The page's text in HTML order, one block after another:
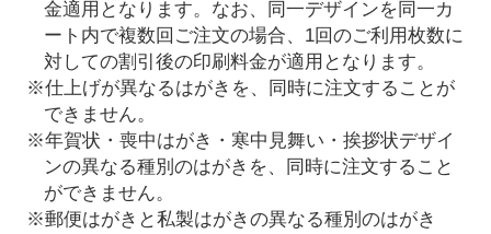
金適用となります。なお、同一デザインを同一カ
ート内で複数回ご注文の場合、1回のご利用枚数に
対しての割引後の印刷料金が適用となります。
※仕上げが異なるはがきを、同時に注文することが
できません。
※年賀状・喪中はがき・寒中見舞い・挨拶状デザイ
ンの異なる種別のはがきを、同時に注文すること
ができません。
※郵便はがきと私製はがきの異なる種別のはがき